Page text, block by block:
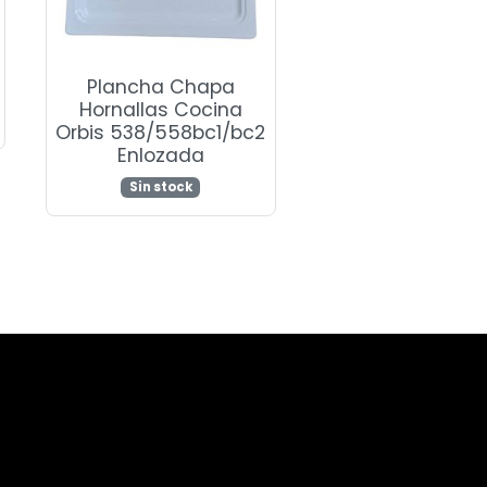
Plancha Chapa
Hornallas Cocina
Orbis 538/558bc1/bc2
Enlozada
Sin stock